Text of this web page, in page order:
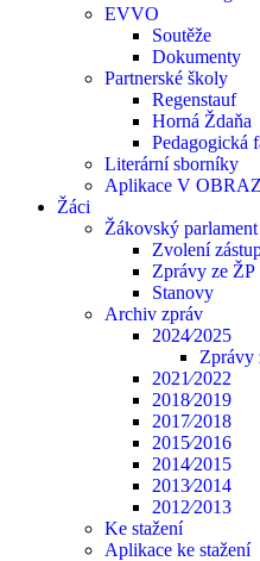
EVVO
Soutěže
Dokumenty
Partnerské školy
Regenstauf
Horná Ždaňa
Pedagogická
Literární sborníky
Aplikace V
Žáci
Žákovský parlament
Zvolení
Zprávy ze ŽP
Stanovy
Archiv zpráv
2024⁄2025
Zprávy
2021⁄2022
2018⁄2019
2017⁄2018
2015⁄2016
2014⁄2015
2013⁄2014
2012⁄2013
Ke stažení
Aplikace ke stažení